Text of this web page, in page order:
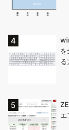
を
る
エ